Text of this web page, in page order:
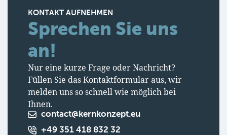
KONTAKT AUFNEHMEN
Sprechen Sie uns
an!
Nur eine kurze Frage oder Nachricht?
Füllen Sie das Kontaktformular aus, wir
melden uns so schnell wie möglich bei
Ihnen.
contact@kernkonzept.eu
+49 351 418 832 32